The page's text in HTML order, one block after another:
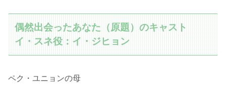
偶然出会ったあなた（原題）のキャスト
イ・スネ役：イ・ジヒョン
ペク・ユニョンの母